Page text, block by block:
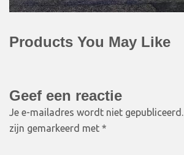
Products You May Like
Geef een reactie
Je e-mailadres wordt niet gepubliceerd.
zijn gemarkeerd met *